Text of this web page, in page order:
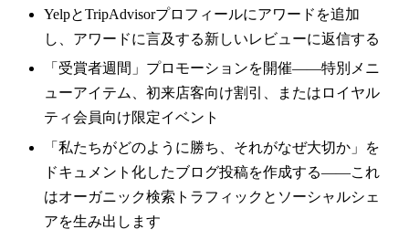
YelpとTripAdvisorプロフィールにアワードを追加
し、アワードに言及する新しいレビューに返信する
「受賞者週間」プロモーションを開催——特別メニ
ューアイテム、初来店客向け割引、またはロイヤル
ティ会員向け限定イベント
「私たちがどのように勝ち、それがなぜ大切か」を
ドキュメント化したブログ投稿を作成する——これ
はオーガニック検索トラフィックとソーシャルシェ
アを生み出します